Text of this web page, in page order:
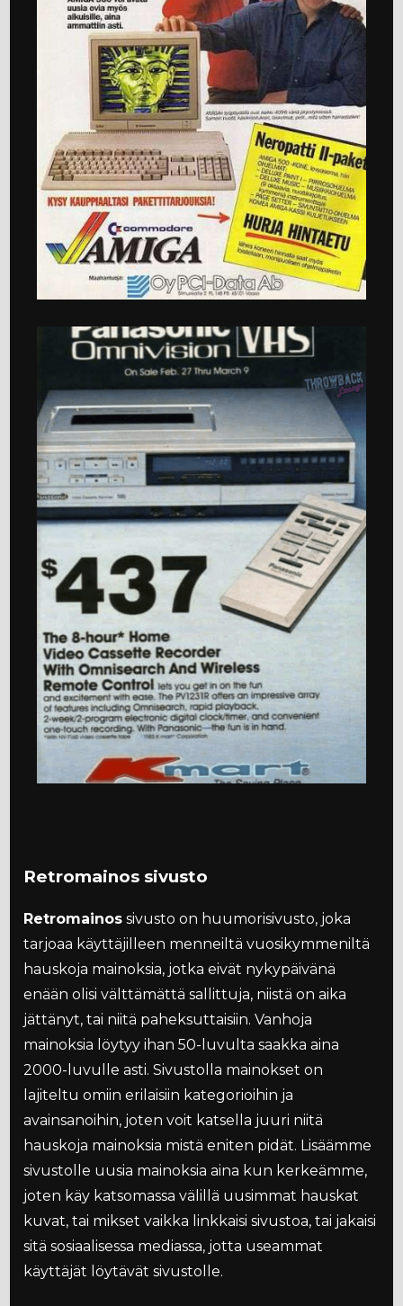
Retromainos sivusto
Retromainos sivusto on huumorisivusto, joka
tarjoaa käyttäjilleen menneiltä vuosikymmeniltä
hauskoja mainoksia, jotka eivät nykypäivänä
enään olisi välttämättä sallittuja, niistä on aika
jättänyt, tai niitä paheksuttaisiin. Vanhoja
mainoksia löytyy ihan 50-luvulta saakka aina
2000-luvulle asti. Sivustolla mainokset on
lajiteltu omiin erilaisiin kategorioihin ja
avainsanoihin, joten voit katsella juuri niitä
hauskoja mainoksia mistä eniten pidät. Lisäämme
sivustolle uusia mainoksia aina kun kerkeämme,
joten käy katsomassa välillä uusimmat hauskat
kuvat, tai mikset vaikka linkkaisi sivustoa, tai jakaisi
sitä sosiaalisessa mediassa, jotta useammat
käyttäjät löytävät sivustolle.